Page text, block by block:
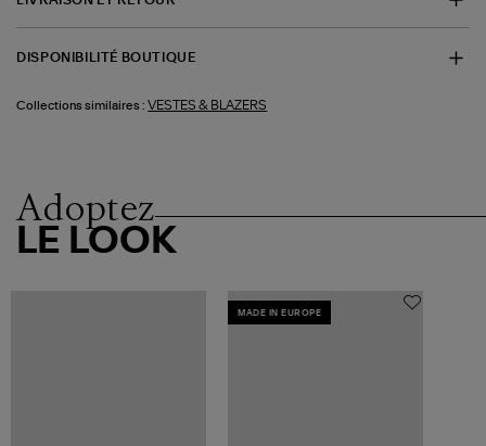
DISPONIBILITÉ BOUTIQUE
Collections similaires : VESTES & BLAZERS
Adoptez
LE LOOK
MADE IN EUROPE